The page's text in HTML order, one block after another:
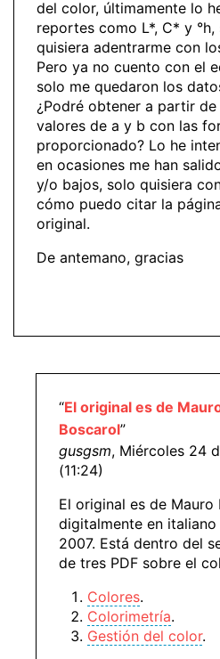
del color, últimamente lo
reportes como L*, C* y °h,
quisiera adentrarme con
Pero ya no cuento con el
solo me quedaron los
¿Podré obtener a partir
valores de a y b con las
proporcionado? Lo he
en ocasiones me han
y/o bajos, solo quisiera
cómo puedo citar la
original.
De antemano, gracias
“El original es de
Boscarol”
gusgsm, Miércoles 24
(11:24)
El original es de
digitalmente en
2007. Está dentro del
de tres PDF sobre el
Colores.
Colorimetría.
Gestión del color.